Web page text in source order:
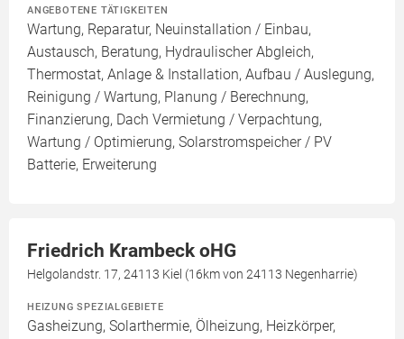
ANGEBOTENE TÄTIGKEITEN
Wartung, Reparatur, Neuinstallation / Einbau,
Austausch, Beratung, Hydraulischer Abgleich,
Thermostat, Anlage & Installation, Aufbau / Auslegung,
Reinigung / Wartung, Planung / Berechnung,
Finanzierung, Dach Vermietung / Verpachtung,
Wartung / Optimierung, Solarstromspeicher / PV
Batterie, Erweiterung
Friedrich Krambeck oHG
Helgolandstr. 17, 24113 Kiel (16km von 24113 Negenharrie)
HEIZUNG SPEZIALGEBIETE
Gasheizung, Solarthermie, Ölheizung, Heizkörper,